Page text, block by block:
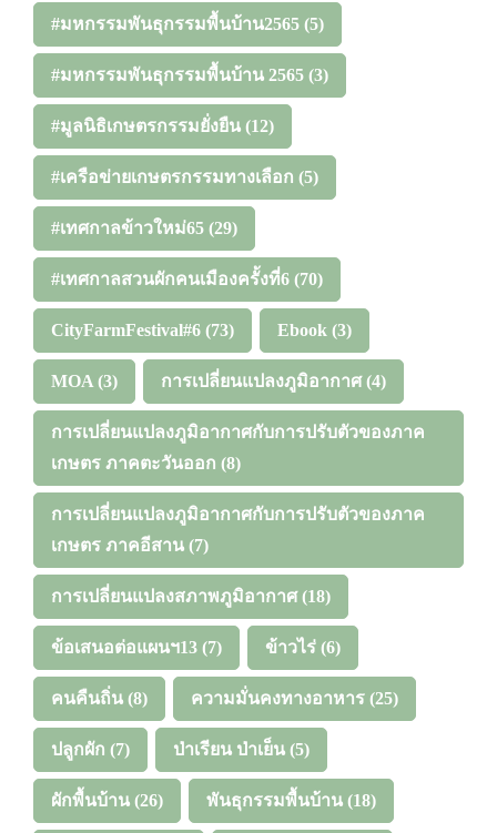
#มหกรรมพันธุกรรมพื้นบ้าน2565 (5)
#มหกรรมพันธุกรรมพื้นบ้าน 2565 (3)
#มูลนิธิเกษตรกรรมยั่งยืน (12)
#เครือข่ายเกษตรกรรมทางเลือก (5)
#เทศกาลข้าวใหม่65 (29)
#เทศกาลสวนผักคนเมืองครั้งที่6 (70)
CityFarmFestival#6 (73) Ebook (3)
MOA (3) การเปลี่ยนแปลงภูมิอากาศ(4)
การเปลี่ยนแปลงภูมิอากาศกับการปรับตัวของภาค
เกษตร ภาคตะวันออก (8)
การเปลี่ยนแปลงภูมิอากาศกับการปรับตัวของภาค
เกษตร ภาคอีสาน (7)
การเปลี่ยนแปลงสภาพภูมิอากาศ(18)
ข้อเสนอต่อแผนฯ13 (7) ข้าวไร่ (6)
คนคืนถิ่น (8) ความมั่นคงทางอาหาร (25)
ปลูกผัก (7) ป่าเรียน ป่าเย็น (5)
ผักพื้นบ้าน (26) พันธุกรรมพื้นบ้าน (18)